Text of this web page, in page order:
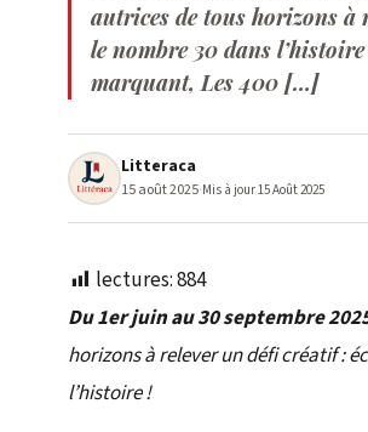
autrices de tous horizons
le nombre 30 dans
marquant, Les 400 […]
Litteraca
15 août 2025·Mis à jour 15 Août 2025
lectures:884
Du 1er juin au 30 septembre
horizons à relever un défi créatif :
l’histoire !